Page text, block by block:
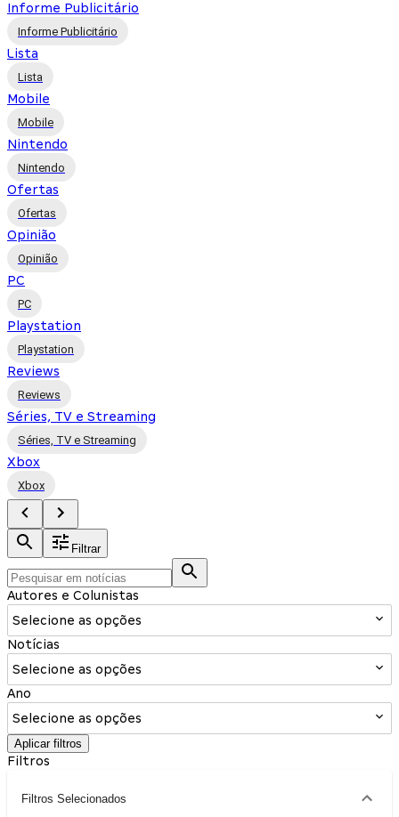
Informe Publicitário
Informe Publicitário
Lista
Lista
Mobile
Mobile
Nintendo
Nintendo
Ofertas
Ofertas
Opinião
Opinião
PC
PC
Playstation
Playstation
Reviews
Reviews
Séries, TV e Streaming
Séries, TV e Streaming
Xbox
Xbox
Filtrar
Autores e Colunistas
Selecione as opções
Notícias
Selecione as opções
Ano
Selecione as opções
Aplicar filtros
Filtros
Filtros Selecionados